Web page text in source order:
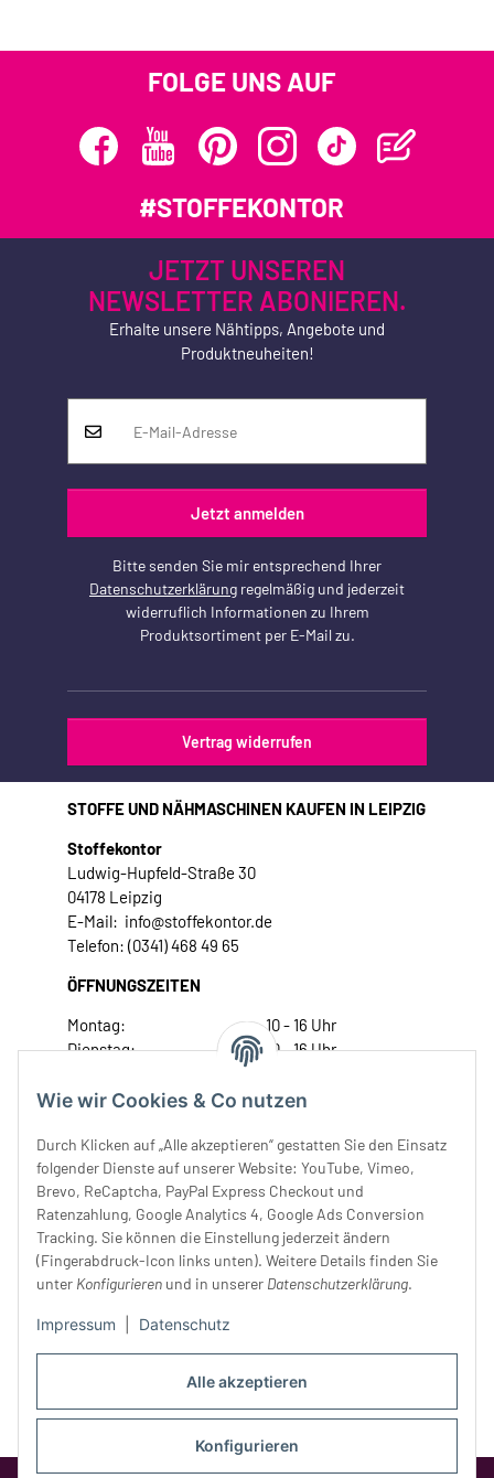
Alle akzeptieren
Konfigurieren
Wie wir Cookies & Co nutzen
Durch Klicken auf „Alle akzeptieren“ gestatten Sie den Einsatz
folgender Dienste auf unserer Website: YouTube, Vimeo,
Brevo, ReCaptcha, PayPal Express Checkout und
Ratenzahlung, Google Analytics 4, Google Ads Conversion
Tracking. Sie können die Einstellung jederzeit ändern
(Fingerabdruck-Icon links unten). Weitere Details finden Sie
unter Konfigurieren und in unserer Datenschutzerklärung.
Impressum Datenschutz
FOLGE UNS AUF
#STOFFEKONTOR
JETZT UNSEREN
NEWSLETTER ABONIEREN.
Erhalte unsere Nähtipps, Angebote und
Produktneuheiten!
Jetzt anmelden
Bitte senden Sie mir entsprechend Ihrer
Datenschutzerklärung regelmäßig und jederzeit
widerruflich Informationen zu Ihrem
Produktsortiment per E-Mail zu.
Vertrag widerrufen
STOFFE UND NÄHMASCHINEN KAUFEN IN LEIPZIG
Stoffekontor
Ludwig-Hupfeld-Straße 30
04178 Leipzig
E-Mail: info@stoffekontor.de
Telefon: (0341) 468 49 65
ÖFFNUNGSZEITEN
Montag:
10 - 16 Uhr
Dienstag:
10 - 16 Uhr
Donnerstag:
10 - 18 Uhr
Samstag:
10 - 14 Uhr
Unser Service
Rechtliches